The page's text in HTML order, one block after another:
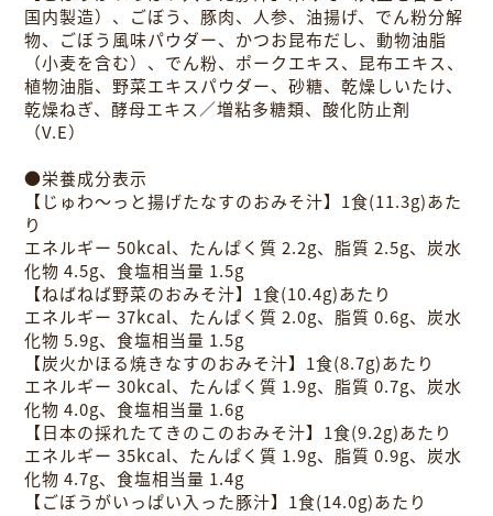
国内製造）、ごぼう、豚肉、人参、油揚げ、でん粉分解
物、ごぼう風味パウダー、かつお昆布だし、動物油脂
（小麦を含む）、でん粉、ポークエキス、昆布エキス、
植物油脂、野菜エキスパウダー、砂糖、乾燥しいたけ、
乾燥ねぎ、酵母エキス／増粘多糖類、酸化防止剤
（V.E）
●栄養成分表示
【じゅわ～っと揚げたなすのおみそ汁】1食(11.3g)あた
り
エネルギー 50kcal、たんぱく質 2.2g、脂質 2.5g、炭水
化物 4.5g、食塩相当量 1.5g
【ねばねば野菜のおみそ汁】1食(10.4g)あたり
エネルギー 37kcal、たんぱく質 2.0g、脂質 0.6g、炭水
化物 5.9g、食塩相当量 1.5g
【炭火かほる焼きなすのおみそ汁】1食(8.7g)あたり
エネルギー 30kcal、たんぱく質 1.9g、脂質 0.7g、炭水
化物 4.0g、食塩相当量 1.6g
【日本の採れたてきのこのおみそ汁】1食(9.2g)あたり
エネルギー 35kcal、たんぱく質 1.9g、脂質 0.9g、炭水
化物 4.7g、食塩相当量 1.4g
【ごぼうがいっぱい入った豚汁】1食(14.0g)あたり